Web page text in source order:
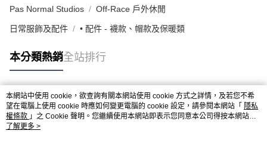
Pas Normal Studios Off-Race 戶外休閒
日常服飾及配件 • 配件 - 襪款、帽款及保暖類
本分類熱銷全站排行
熱門標籤
本網站中使用 cookie，欲查詢有關本網站使用 cookie 方式之詳情，及若您不希
望在電腦上使用 cookie 時應如何變更電腦的 cookie 設定，請參閱本網站「 隱私
權條款 」之 Cookie 聲明。您繼續使用本網站即表示您同意本公司得按本網站使
用條款之 Cookie 聲明使用 cookie。
了解更多 >